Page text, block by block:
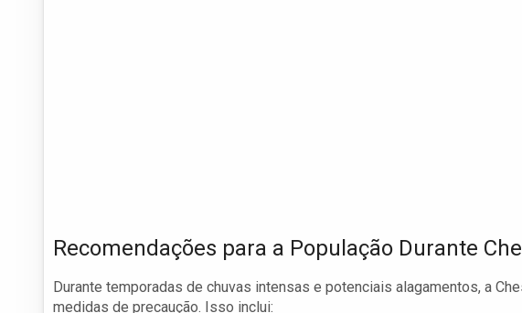
Recomendações para a População Durante
Durante temporadas de chuvas intensas e potenciais alagamentos, a
medidas de precaução. Isso inclui: